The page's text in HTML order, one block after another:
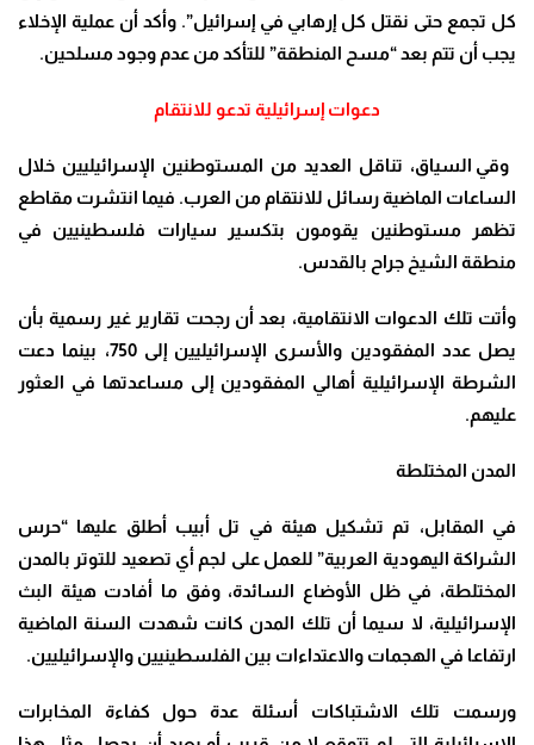
كل تجمع حتى نقتل كل إرهابي في إسرائيل”. وأكد أن عملية الإخلاء
يجب أن تتم بعد “مسح المنطقة” للتأكد من عدم وجود مسلحين.
دعوات إسرائيلية تدعو للانتقام
وقي السياق، تناقل العديد من المستوطنين الإسرائيليين خلال
الساعات الماضية رسائل للانتقام من العرب. فيما انتشرت مقاطع
تظهر مستوطنين يقومون بتكسير سيارات فلسطينيين في
منطقة الشيخ جراح بالقدس.
وأتت تلك الدعوات الانتقامية، بعد أن رجحت تقارير غير رسمية بأن
يصل عدد المفقودين والأسرى الإسرائيليين إلى 750، بينما دعت
الشرطة الإسرائيلية أهالي المفقودين إلى مساعدتها في العثور
عليهم.
المدن المختلطة
في المقابل، تم تشكيل هيئة في تل أبيب أطلق عليها “حرس
الشراكة اليهودية العربية” للعمل على لجم أي تصعيد للتوتر بالمدن
المختلطة، في ظل الأوضاع السائدة، وفق ما أفادت هيئة البث
الإسرائيلية، لا سيما أن تلك المدن كانت شهدت السنة الماضية
ارتفاعا في الهجمات والاعتداءات بين الفلسطينيين والإسرائيليين.
ورسمت تلك الاشتباكات أسئلة عدة حول كفاءة المخابرات